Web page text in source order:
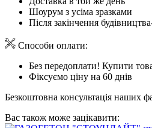
Шоурум з усіма зразками
Після закінчення
Способи оплати:
Без передоплати! Купити
Фіксуємо ціну на 60 днів
Безкоштовна консультація наших
Вас також може зацікавити: